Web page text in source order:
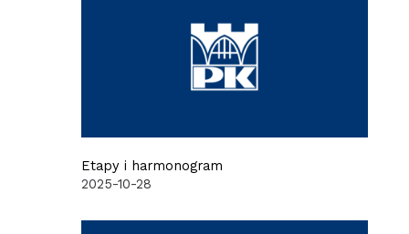
Etapy i harmonogram
2025-10-28